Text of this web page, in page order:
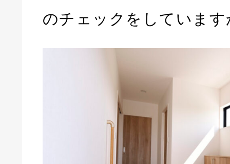
のチェックをしています